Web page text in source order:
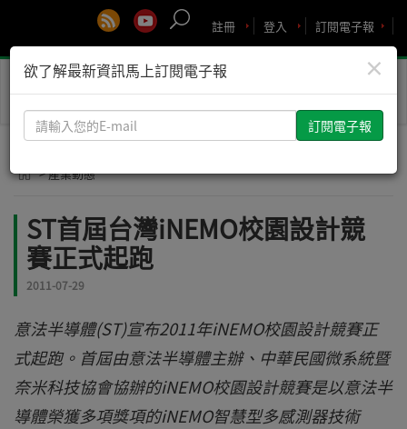
訂閱電子報
登入
註冊
Toggle
> 產業動態
ST首屆台灣iNEMO校園設計競
賽正式起跑
2011-07-29
意法半導體(ST)宣布2011年iNEMO校園設計競賽正
式起跑。首屆由意法半導體主辦、中華民國微系統暨
奈米科技協會協辦的iNEMO校園設計競賽是以意法半
導體榮獲多項獎項的iNEMO智慧型多感測器技術
×
欲了解最新資訊馬上訂閱電子報
請
輸
您
E-
mail